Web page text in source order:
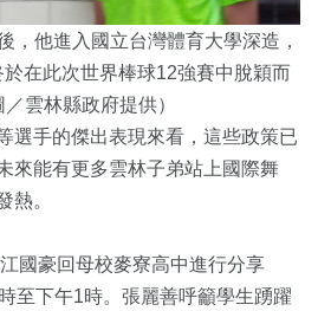
，他進入國立台灣體育大學深造，
在此次世界棒球12強賽中脫穎而
雲林縣政府提供）
選手的傑出表現來看，這些政策已
來能有更多雲林子弟站上國際舞
熱。
國豪回母校麥寮高中進行分享
至下午1時。張麗善呼籲學生踴躍